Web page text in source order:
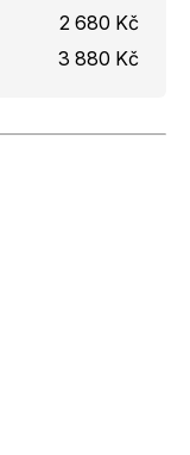
2 680 Kč
3 880 Kč